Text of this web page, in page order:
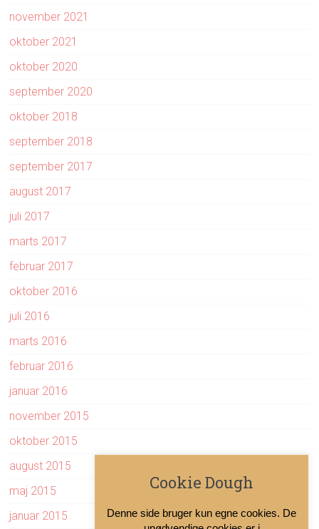
november 2021
oktober 2021
oktober 2020
september 2020
oktober 2018
september 2018
september 2017
august 2017
juli 2017
marts 2017
februar 2017
oktober 2016
juli 2016
marts 2016
februar 2016
januar 2016
november 2015
oktober 2015
august 2015
maj 2015
januar 2015
Cookie Dough
Denne side bruger kun egne cookies. De